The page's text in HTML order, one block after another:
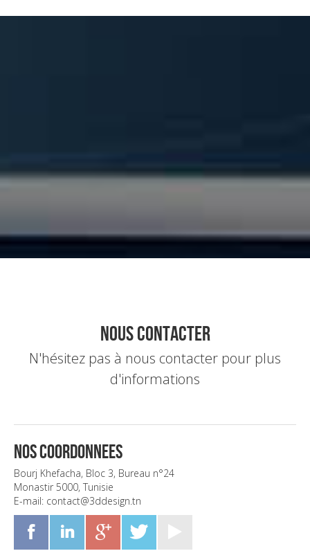
Nous Contacter
N'hésitez pas à nous contacter pour plus
d'informations
Nos Coordonnees
Bourj Khefacha, Bloc 3, Bureau n°24
Monastir 5000, Tunisie
E-mail: contact@3ddesign.tn